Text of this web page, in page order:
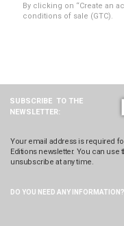
By clicking on “Create an
conditions of sale (GTC).
SUBSCRIBE TO THE
NEWSLETTER:
Your email address is required
Editions newsletter. You can use
unsubscribe at any time.
DO YOU NEED ANY INFORMATION?